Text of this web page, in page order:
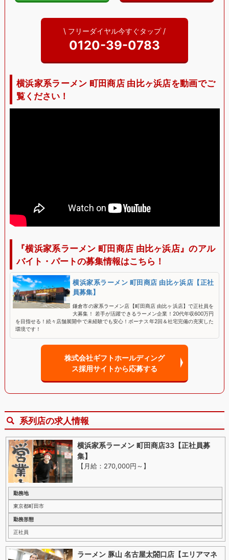
\ フリーダイヤル今すぐタップ /
0120-39-0783
横浜家系ラーメン 町田商店 由比ヶ浜店を動画でご
覧ください！
『横浜家系ラーメン 町田商店 由比ヶ浜店』のアル
バイト・パートの募集情報はこちら！
横浜家系ラーメン 町田商店 由比ヶ浜店【正社
員募集】
鎌倉市の家系ラーメン店【町田商店 由比ヶ浜店】で正社員を
大募集！ 若手が活躍できるラーメン企業！20代年収600万円
を目指せる！続々店舗展開中で未経験でも安心！ボーナス年2回＆社宅完備の充実した
環境です！
株式会社ギフトホールディング
ス採用サイトから応募する
系列店の求人情報
横浜家系ラーメン 町田商店33【正社員募
集】
【月給：270,000円～ 】
勤務地
東京都町田市
勤務形態
正社員
ラーメン 豚山 名古屋太閤口店【エリアマネ